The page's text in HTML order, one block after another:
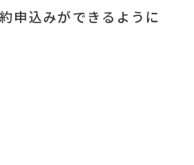
申込みができるように